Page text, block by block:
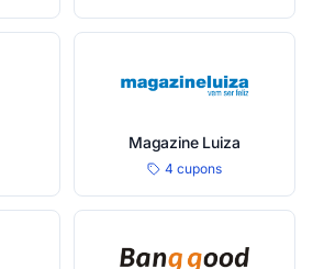
Magazine Luiza
4 cupons